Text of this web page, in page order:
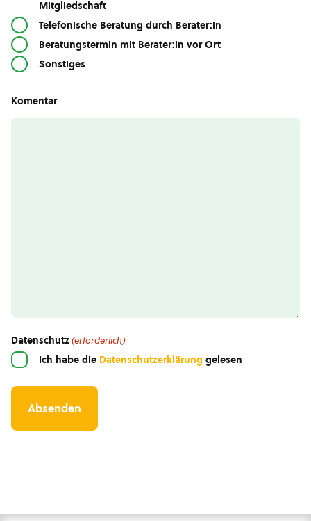
Mitgliedschaft
Telefonische Beratung durch Berater:in
Beratungstermin mit Berater:in vor Ort
Sonstiges
Komentar
Datenschutz(erforderlich)
Ich habe die Datenschutzerklärung gelesen